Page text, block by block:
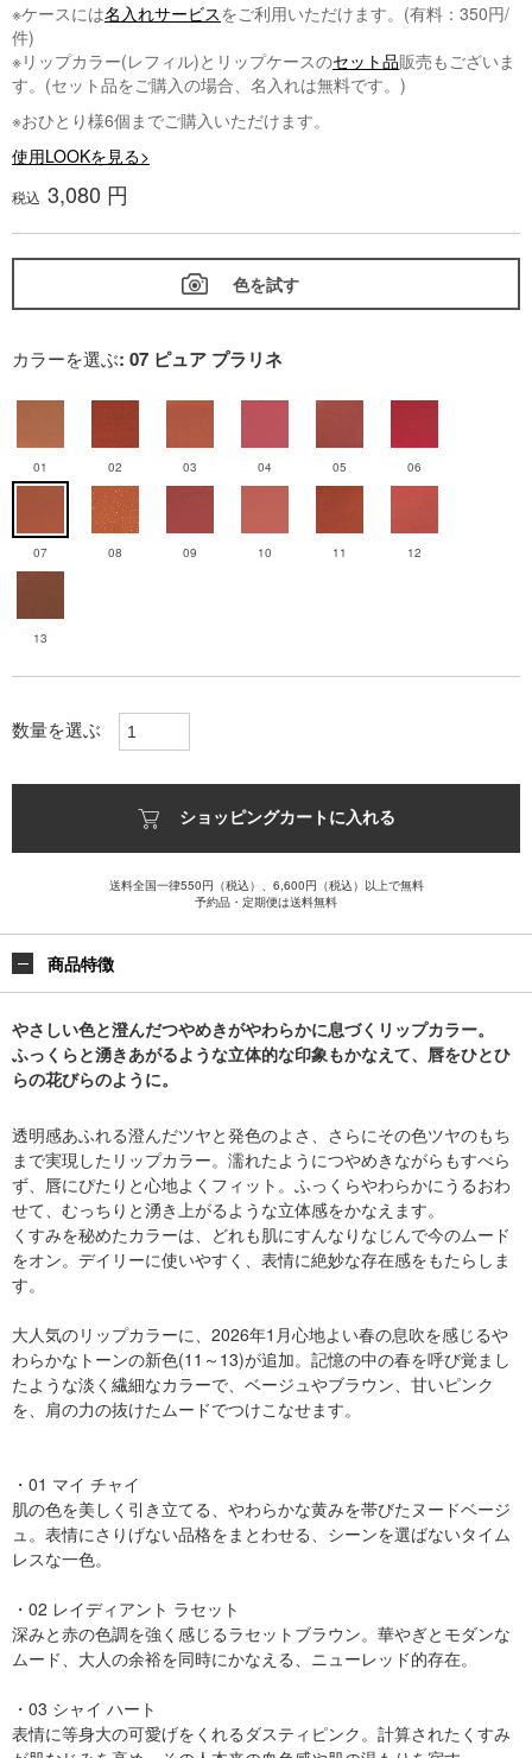
※ケースには名入れサービスをご利用いただけます。(有料：350円/
件)
※リップカラー(レフィル)とリップケースのセット品販売もございま
す。(セット品をご購入の場合、名入れは無料です。)
※おひとり様6個までご購入いただけます。
使用LOOKを見る>
税込 3,080 円
色を試す
カラーを選ぶ: 07 ピュア プラリネ
01 02 03 04 05 06
07 08 09 10 11 12
13
数量を選ぶ
ショッピングカートに入れる
送料全国一律550円（税込）、6,600円（税込）以上で無料
予約品・定期便は送料無料
商品特徴
やさしい色と澄んだつやめきがやわらかに息づくリップカラー。
ふっくらと湧きあがるような立体的な印象もかなえて、唇をひとひ
らの花びらのように。
透明感あふれる澄んだツヤと発色のよさ、さらにその色ツヤのもち
まで実現したリップカラー。濡れたようにつやめきながらもすべら
ず、唇にぴたりと心地よくフィット。ふっくらやわらかにうるおわ
せて、むっちりと湧き上がるような立体感をかなえます。
くすみを秘めたカラーは、どれも肌にすんなりなじんで今のムード
をオン。デイリーに使いやすく、表情に絶妙な存在感をもたらしま
す。
大人気のリップカラーに、2026年1月心地よい春の息吹を感じるや
わらかなトーンの新色(11～13)が追加。記憶の中の春を呼び覚まし
たような淡く繊細なカラーで、ベージュやブラウン、甘いピンク
を、肩の力の抜けたムードでつけこなせます。
・01 マイ チャイ
肌の色を美しく引き立てる、やわらかな黄みを帯びたヌードベージ
ュ。表情にさりげない品格をまとわせる、シーンを選ばないタイム
レスな一色。
・02 レイディアント ラセット
深みと赤の色調を強く感じるラセットブラウン。華やぎとモダンな
ムード、大人の余裕を同時にかなえる、ニューレッド的存在。
・03 シャイ ハート
表情に等身大の可愛げをくれるダスティピンク。計算されたくすみ